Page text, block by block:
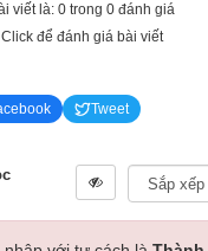
viết là: 0 trong 0 đánh giá
Click để đánh giá bài viết
Tweet